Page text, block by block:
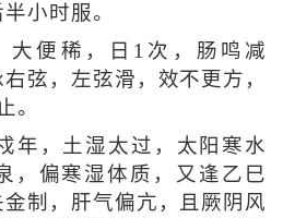
小时服。
大便稀，日1次，肠鸣减
弦，左弦滑，效不更方，
。
年，土湿太过，太阳寒水
，偏寒湿体质，又逢乙巳
制，肝气偏亢，且厥阴风